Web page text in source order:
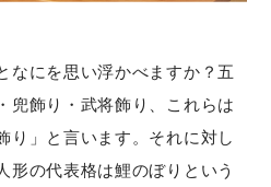
なにを思い浮かべますか？五
兜飾り・武将飾り、これらは
り」と言います。それに対し
形の代表格は鯉のぼりという